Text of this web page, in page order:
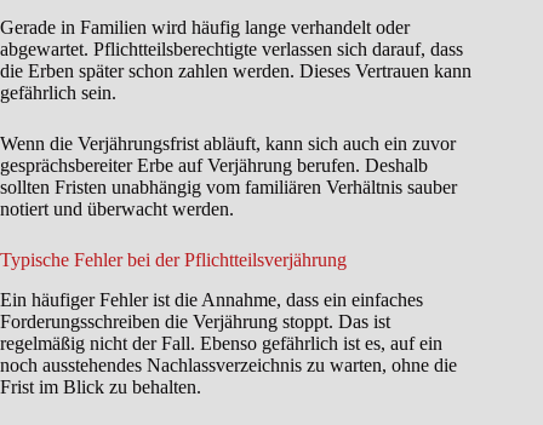
Gerade in Familien wird häufig lange verhandelt oder
abgewartet. Pflichtteilsberechtigte verlassen sich darauf, dass
die Erben später schon zahlen werden. Dieses Vertrauen kann
gefährlich sein.
Wenn die Verjährungsfrist abläuft, kann sich auch ein zuvor
gesprächsbereiter Erbe auf Verjährung berufen. Deshalb
sollten Fristen unabhängig vom familiären Verhältnis sauber
notiert und überwacht werden.
Typische Fehler bei der Pflichtteilsverjährung
Ein häufiger Fehler ist die Annahme, dass ein einfaches
Forderungsschreiben die Verjährung stoppt. Das ist
regelmäßig nicht der Fall. Ebenso gefährlich ist es, auf ein
noch ausstehendes Nachlassverzeichnis zu warten, ohne die
Frist im Blick zu behalten.